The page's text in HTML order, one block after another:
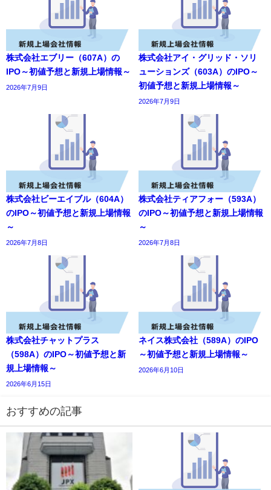
株式会社エブリー（607A）の
IPO～初値予想と新規上場情報～
2026年7月9日
株式会社アイ・グリッド・ソリ
ューションズ（603A）のIPO～
初値予想と新規上場情報～
2026年7月9日
株式会社ビーエイブル（604A）
のIPO～初値予想と新規上場情報
～
2026年7月8日
株式会社ティアフォー（593A）
のIPO～初値予想と新規上場情報
～
2026年7月8日
株式会社チャットプラス
（598A）のIPO～初値予想と新
規上場情報～
2026年6月15日
ネイス株式会社（589A）のIPO
～初値予想と新規上場情報～
2026年6月10日
おすすめの記事